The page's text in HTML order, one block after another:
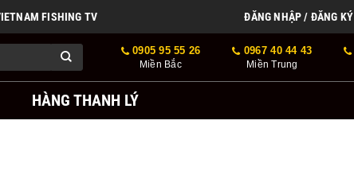
FISHING TV ĐĂNG NHẬP / ĐĂNG KÝ
0905 95 55 26
Miền Bắc
0967 40 44 43
Miền Trung
HÀNG THANH LÝ